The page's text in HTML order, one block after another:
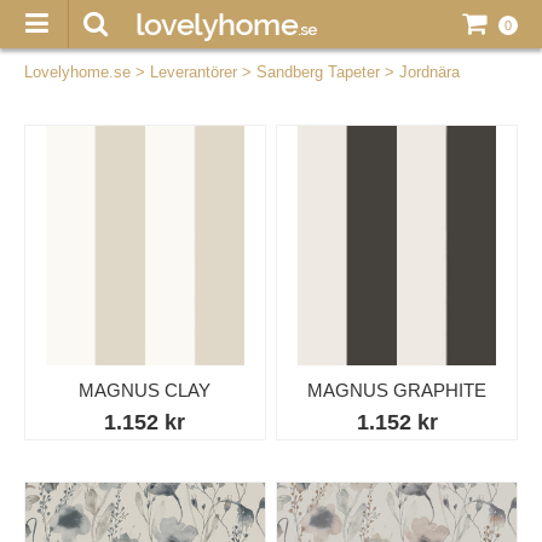
0
Lovelyhome.se > Leverantörer > Sandberg Tapeter > Jordnära
MAGNUS CLAY
1.152 kr
MAGNUS GRAPHITE
1.152 kr